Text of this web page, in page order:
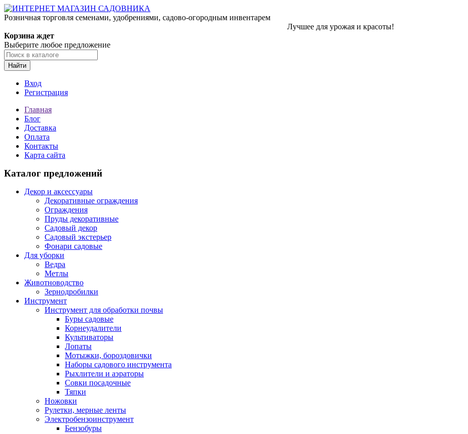
Розничная торговля семенами, удобрениями, садово-огородным инвентарем
Лучшее для урожая и красоты!
Корзина ждет
Выберите любое предложение
Найти
Вход
Регистрация
Главная
Блог
Доставка
Оплата
Контакты
Карта сайта
Каталог предложений
Декор и аксессуары
Декоративные ограждения
Ограждения
Пруды декоративные
Садовый декор
Садовый экстерьер
Фонари садовые
Для уборки
Ведра
Метлы
Животноводство
Зернодробилки
Инструмент
Инструмент для обработки почвы
Буры садовые
Корнеудалители
Культиваторы
Лопаты
Мотыжки, бороздовички
Наборы садового инструмента
Рыхлители и аэраторы
Совки посадочные
Тяпки
Ножовки
Рулетки, мерные ленты
Электробензоинструмент
Бензобуры